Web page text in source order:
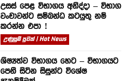
උසස් පෙළ විභාගය අනිද්දා – විභාග
වංචාවන්ට සම්බන්ධ කටයුතු නම්
කරන්න එපා !
උණුසුම් පුවත් | Hot News
ශිෂ්‍යත්ව විභාගය හෙට – විභාගයට
පෙනී සිටින සිසුන්ට විශේෂ